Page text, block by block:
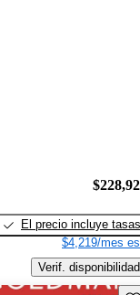
El precio incluye tasas
$4,219/mes
Verif. disponibilidad